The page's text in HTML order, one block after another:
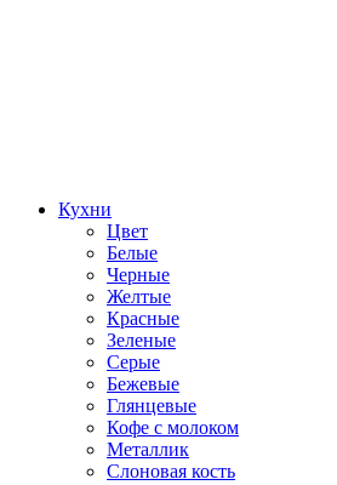
Кухни
Цвет
Белые
Черные
Желтые
Красные
Зеленые
Серые
Бежевые
Глянцевые
Кофе с молоком
Металлик
Слоновая кость